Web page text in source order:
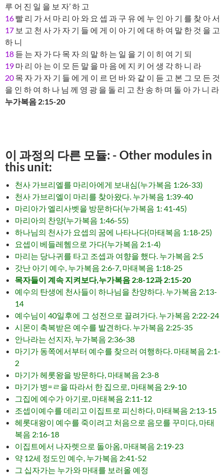
루 어 진 일 을 보 자’ 하 고
16 빨 리 가 서 마 리 아 와 요 셉 과 구 유 에 누 인 아 기 를 찾 아 서
17 보 고 천 사 가 자 기 들 에 게 이 아 기 에 대 하 여 말 한 것 을 고
하 니
18 듣 는 자 가 다 목 자 의 말 하 는 일 을 기 이 히 여 기 되
19 마 리 아 는 이 모 든 말 을 마 음 에 지 키 어 생 각 하 니 라
20 목 자 가 자 기 들 에 게 이 르 던 바 와 같 이 듣 고 본 그 모 든 것
을 인 하 여 하 나 님 께 영 광 을 돌 리 고 찬 송 하 며 돌 아 가 니 라
누가복음 2:15-20
이 과정의 다른 모듈: - Other modules in
this unit:
천사 가브리엘를 마리아에게 보내심(누가복음 1:26-33)
천사 가브리엘이 마리를 찾아왔다. 누가복음 1:39-40
마리아가 엘리사벳을 방문하다(누가복음 1: 41-45)
마리아의 찬양(누가복음 1:46-55)
하나님의 천사가 요셉의 꿈에 나타나다(마태복음 1:18-25)
요셉이 베들레헴으로 가다(누가복음 2:1-4)
마리는 당나귀를 타고 조셉과 여향을 했다. 누가복음 2:5
갓난 아기 예수, 누가복음 2:6-7, 마태복음 1:18-25
목자들이 계속 지켜보다,누가복음 2:8-12과 2:15-20
예수의 탄생에 천사들이 하나님을 찬양하다. 누가복음 2:13-
14
예수님이 40일후에 그 성전으로 끌려가다. 누가복음 2:22-24
시몬이 축복받은 예수를 발견하다. 누가복음 2:25-35
안나라는 선지자, 누가복음 2:36-38
마기가 동쪽에서부터 예수를 찾으러 여행하다. 마태복음 2:1-
2
마기가 헤롯왕을 방문하다, 마태복음 2:3-8
마기가 병=ㄹ을 따라서 한 집으로, 마태복음 2:9-10
그집에 예수가 아기로, 마태복음 2:11-12
조셉이예수를 데리고 이집트로 피신하다, 마태복음 2:13-15
헤롯대왕이 예수를 죽이려고 처음으로 음모를 꾸미다, 마태
복음 2:16-18
이집트에서 나자렛으로 돌아옴, 마태복음 2:19-23
약 12세 정도인 예수, 누가복음 2:41-52
그 십자가는 누가와 마태를 보러올 예정